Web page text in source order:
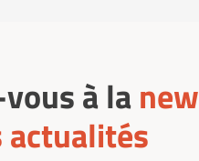
à la
actualités